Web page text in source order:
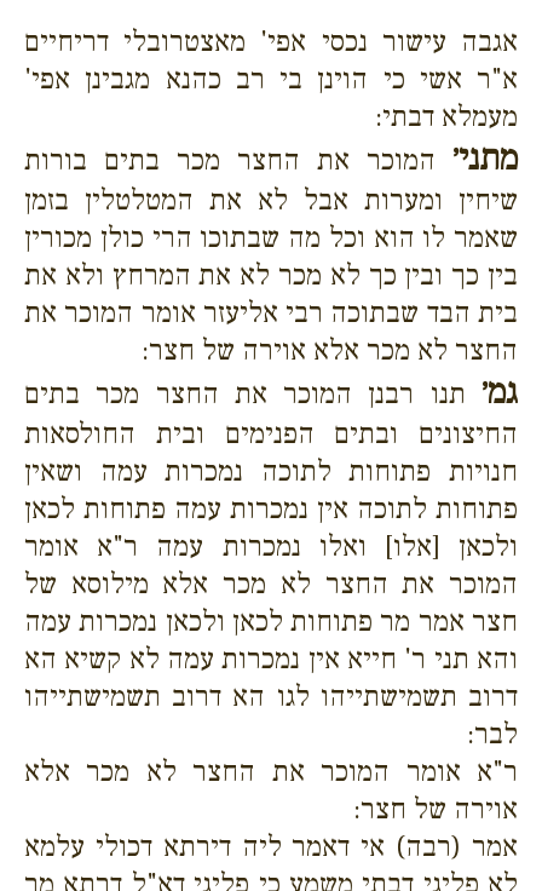
אגבה עישור נכסי אפי' מאצטרובלי דריחיים
א"ר אשי כי הוינן בי רב כהנא מגבינן אפי'
מעמלא דבתי:
מתני׳ המוכר את החצר מכר בתים בורות
שיחין ומערות אבל לא את המטלטלין בזמן
שאמר לו הוא וכל מה שבתוכו הרי כולן מכורין
בין כך ובין כך לא מכר לא את המרחץ ולא את
בית הבד שבתוכה רבי אליעזר אומר המוכר את
החצר לא מכר אלא אוירה של חצר:
גמ׳ תנו רבנן המוכר את החצר מכר בתים
החיצונים ובתים הפנימים ובית החולסאות
חנויות פתוחות לתוכה נמכרות עמה ושאין
פתוחות לתוכה אין נמכרות עמה פתוחות לכאן
ולכאן [אלו] ואלו נמכרות עמה ר"א אומר
המוכר את החצר לא מכר אלא מילוסא של
חצר אמר מר פתוחות לכאן ולכאן נמכרות עמה
והא תני ר' חייא אין נמכרות עמה לא קשיא הא
דרוב תשמישתייהו לגו הא דרוב תשמישתייהו
לבר:
ר"א אומר המוכר את החצר לא מכר אלא
אוירה של חצר:
אמר (רבה) אי דאמר ליה דירתא דכולי עלמא